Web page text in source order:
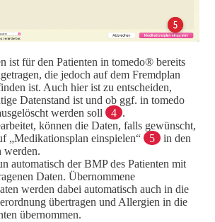
ist für den Patienten in tomedo® bereits
die jedoch auf dem Fremdplan
ist. Auch hier ist zu entscheiden,
Datenstand ist und ob ggf. in tomedo
werden soll
4 .
können die Daten, falls gewünscht,
„Medikationsplan einspielen“
5
in den
werden.
automatisch der BMP des Patienten mit
Daten. Übernommene
werden dabei automatisch auch in die
übertragen und Allergien in die
übernommen.